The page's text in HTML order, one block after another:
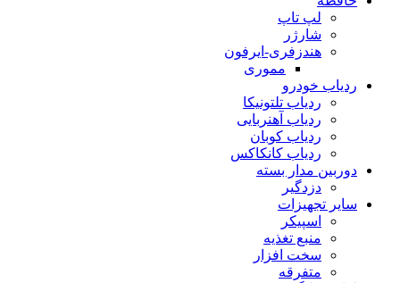
لپ تاپ
شارژر
هندزفری-ایرفون
مموری
ردیاب خودرو
ردیاب تلتونیکا
ردیاب آهنربایی
ردیاب کوبان
ردیاب کانکاکس
دوربین مدار بسته
دزدگیر
سایر تجهیزات
اسپیکر
منبع تغذیه
سخت افزار
متفرقه